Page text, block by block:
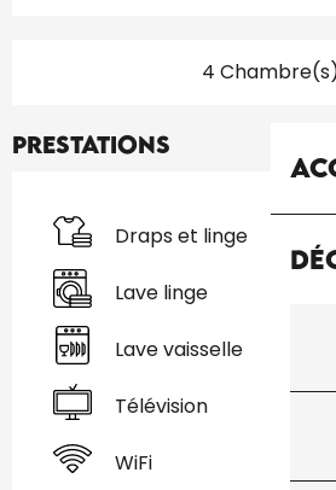
4
Prestations
Draps et linge
Lave linge
Lave vaisselle
Télévision
WiFi